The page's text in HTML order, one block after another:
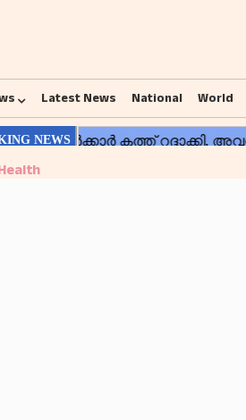
Latest News National World